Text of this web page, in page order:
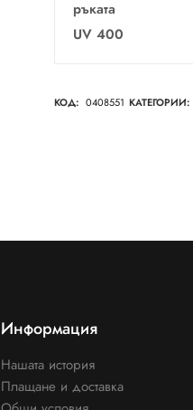
ръката
UV 400
КОД: 0408551 КАТЕГОРИИ:
Информация
Нашата история
Плащане и доставка